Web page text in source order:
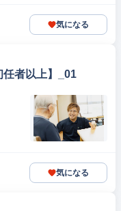
気になる
任者以上】_01
気になる